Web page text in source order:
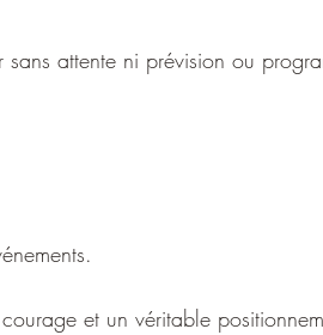
attente ni prévision ou
et un véritable